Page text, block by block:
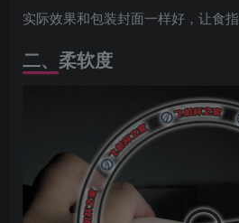
实际效果和包装封面一样好，让食指
二、柔软度